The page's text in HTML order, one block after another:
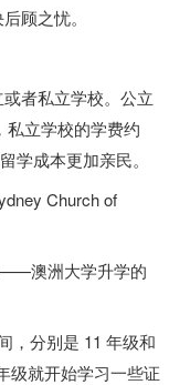
顾之忧。
者私立学校。公立
私立学校的学费约
学成本更加亲民。
Church of
澳洲大学升学的
，分别是 11 年级和
级就开始学习一些证